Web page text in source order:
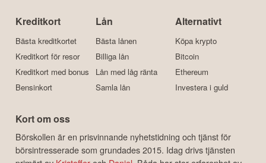
Kreditkort
Bästa kreditkortet
Kreditkort för resor
Kreditkort med bonus
Bensinkort
Lån
Bästa lånen
Billiga lån
Lån med låg ränta
Samla lån
Alternativt
Köpa krypto
Bitcoin
Ethereum
Investera i guld
Kort om oss
Börskollen är en prisvinnande nyhetstidning och tjänst för
börsintresserade som grundades 2015. Idag drivs tjänsten